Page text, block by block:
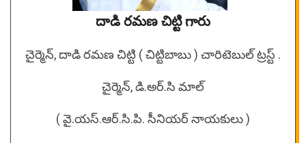
దాడి రమణ చిట్టి గారు
చైర్మెన్, దాడి రమణ చిట్టి ( చిట్టిబాబు ) చారిటెబుల్ ట్రస్ట్ .
చైర్మెన్, డి.అర్.సి మాల్
( వై.యస్.ఆర్.సి.పి. సీనియర్ నాయకులు )